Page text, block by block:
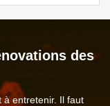
des
à entretenir. Il faut